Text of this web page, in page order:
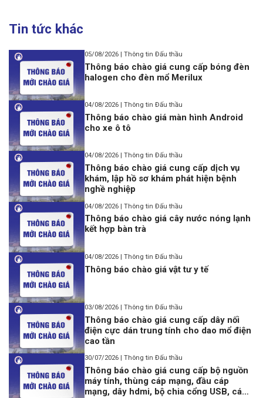
Tin tức khác
05/08/2026 | Thông tin Đấu thầu
Thông báo chào giá cung cấp bóng đèn
halogen cho đèn mổ Merilux
04/08/2026 | Thông tin Đấu thầu
Thông báo chào giá màn hình Android
cho xe ô tô
04/08/2026 | Thông tin Đấu thầu
Thông báo chào giá cung cấp dịch vụ
khám, lập hồ sơ khám phát hiện bệnh
nghề nghiệp
04/08/2026 | Thông tin Đấu thầu
Thông báo chào giá cây nước nóng lạnh
kết hợp bàn trà
04/08/2026 | Thông tin Đấu thầu
Thông báo chào giá vật tư y tế
03/08/2026 | Thông tin Đấu thầu
Thông báo chào giá cung cấp dây nối
điện cực dán trung tính cho dao mổ điện
cao tần
30/07/2026 | Thông tin Đấu thầu
Thông báo chào giá cung cấp bộ nguồn
máy tính, thùng cáp mạng, đầu cáp
mạng, dây hdmi, bộ chia cổng USB, cáp